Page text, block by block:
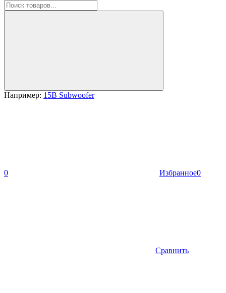
Например: 15B Subwoofer
0 Избранное0
Сравнить